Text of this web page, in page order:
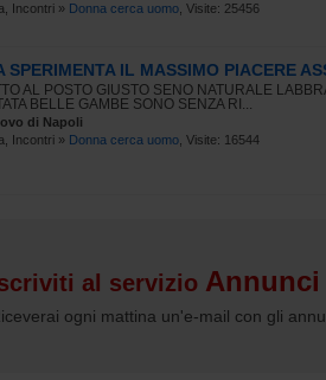
Incontri » Donna cerca uomo , Visite: 25456
SPERIMENTA IL MASSIMO PIACERE
AL POSTO GIUSTO SENO NATURALE
BELLE GAMBE SONO SENZA RI...
di Napoli
Incontri » Donna cerca uomo , Visite: 16544
al servizio Annunci
ogni mattina un'e-mail con gli